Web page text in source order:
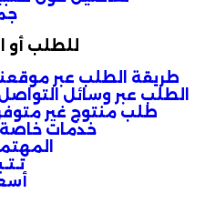
للطلب أو
طريقة الطلب عبر موقعنا
الطلب عبر وسائل
طلب منتوج غير
خدمات خاصة